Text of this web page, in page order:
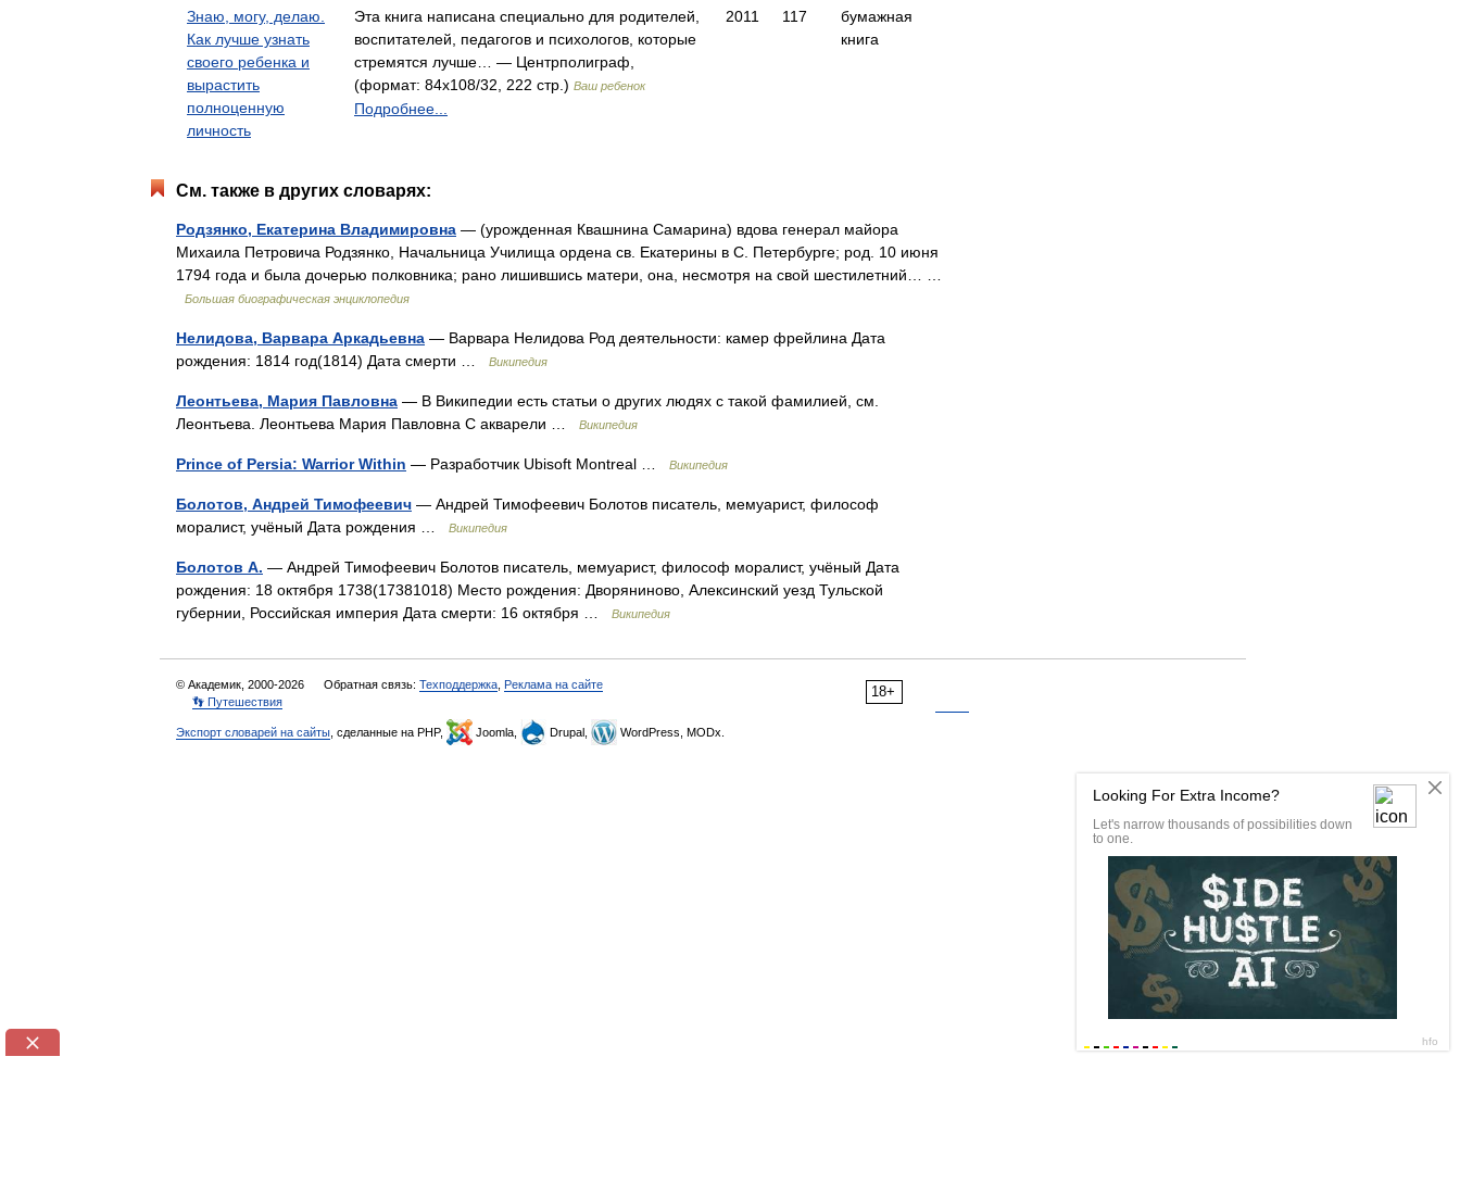
Знаю, могу, делаю.
Как лучше узнать
своего ребенка и
вырастить
полноценную
личность
Эта книга написана специально для родителей,
воспитателей, педагогов и психологов, которые
стремятся лучше… — Центрполиграф,
(формат: 84x108/32, 222 стр.) Ваш ребенок
Подробнее...
2011 117
бумажная
книга
См. также в других словарях:
Родзянко, Екатерина Владимировна — (урожденная Квашнина Самарина) вдова генерал майора
Михаила Петровича Родзянко, Начальница Училища ордена св. Екатерины в С. Петербурге; род. 10 июня
1794 года и была дочерью полковника; рано лишившись матери, она, несмотря на свой шестилетний… …
Большая биографическая энциклопедия
Нелидова, Варвара Аркадьевна — Варвара Нелидова Род деятельности: камер фрейлина Дата
рождения: 1814 год(1814) Дата смерти …
Википедия
Леонтьева, Мария Павловна — В Википедии есть статьи о других людях с такой фамилией, см.
Леонтьева. Леонтьева Мария Павловна С акварели …
Википедия
Prince of Persia: Warrior Within — Разработчик Ubisoft Montreal … Википедия
Болотов, Андрей Тимофеевич — Андрей Тимофеевич Болотов писатель, мемуарист, философ
моралист, учёный Дата рождения …
Википедия
Болотов А. — Андрей Тимофеевич Болотов писатель, мемуарист, философ моралист, учёный Дата
рождения: 18 октября 1738(17381018) Место рождения: Дворяниново, Алексинский уезд Тульской
губернии, Российская империя Дата смерти: 16 октября …
Википедия
18+
© Академик, 2000-2026 Обратная связь: Техподдержка Реклама на сайте
👣 Путешествия
Экспорт словарей на сайты , сделанные на PHP, Joomla, Drupal, WordPress, MODx.